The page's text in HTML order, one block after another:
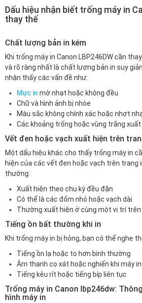
Dấu hiệu nhận biết trống máy in
thay thế
Chất lượng bản in kém
Khi trống máy in Canon LBP246DW cần
và rõ ràng nhất là chất lượng bản in suy
nhận thấy các vấn đề như:
Mực in mờ nhạt hoặc không đều
Chữ và hình ảnh bị nhòe
Màu sắc không chính xác hoặc nhợt
Các khoảng trống hoặc vùng trắng
Vết đen hoặc vạch xuất hiện trên
Một dấu hiệu khác cho thấy trống máy in
hiện của các vết đen hoặc vạch trên trang
thường:
Xuất hiện theo chu kỳ đều đặn
Có thể là các đốm nhỏ hoặc vạch dài
Thường xuất hiện ở cùng một vị trí
Tiếng ồn bất thường khi in
Khi trống máy in bị hỏng, bạn có thể nghe
Tiếng ồn lạ hoặc to hơn bình thường
Âm thanh cọ xát hoặc nghiến khi máy
Tiếng kêu rít hoặc tiếng bíp liên tục
Trống máy in Canon lbp246dw:
hình máy in